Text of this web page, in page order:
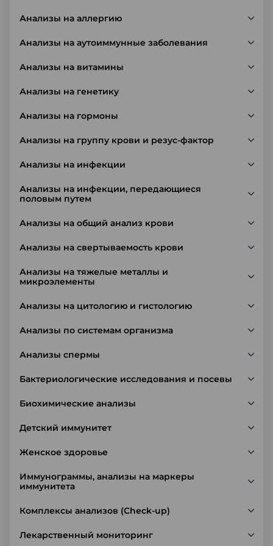
Анализы на аллергию
Анализы на аутоиммунные заболевания
Анализы на витамины
Анализы на генетику
Анализы на гормоны
Анализы на группу крови и резус-фактор
Анализы на инфекции
Анализы на инфекции, передающиеся
половым путем
Анализы на общий анализ крови
Анализы на свертываемость крови
Анализы на тяжелые металлы и
микроэлементы
Анализы на цитологию и гистологию
Анализы по системам организма
Анализы спермы
Бактериологические исследования и посевы
Биохимические анализы
Детский иммунитет
Женское здоровье
Иммунограммы, анализы на маркеры
иммунитета
Комплексы анализов (Check-up)
Лекарственный мониторинг